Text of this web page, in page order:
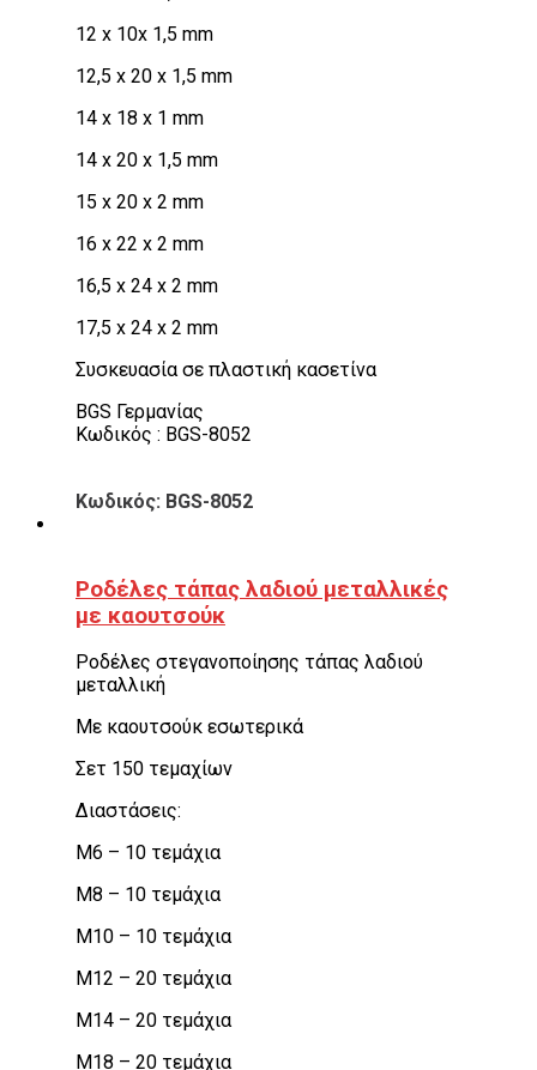
12 x 10x 1,5 mm
12,5 x 20 x 1,5 mm
14 x 18 x 1 mm
14 x 20 x 1,5 mm
15 x 20 x 2 mm
16 x 22 x 2 mm
16,5 x 24 x 2 mm
17,5 x 24 x 2 mm
Συσκευασία σε πλαστική κασετίνα
BGS Γερμανίας
Κωδικός : BGS-8052
Κωδικός: BGS-8052
Ροδέλες τάπας λαδιού μεταλλικές
με καουτσούκ
Ροδέλες στεγανοποίησης τάπας λαδιού
μεταλλική
Με καουτσούκ εσωτερικά
Σετ 150 τεμαχίων
Διαστάσεις:
M6 – 10 τεμάχια
M8 – 10 τεμάχια
M10 – 10 τεμάχια
M12 – 20 τεμάχια
M14 – 20 τεμάχια
M18 – 20 τεμάχια